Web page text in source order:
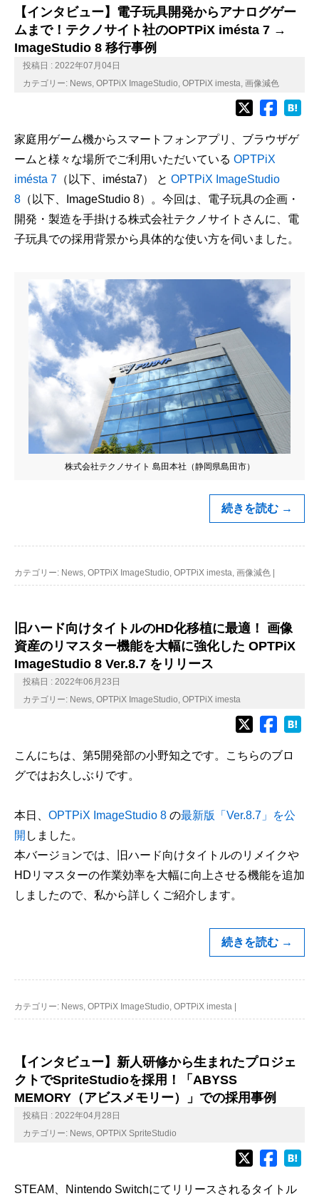
【インタビュー】電子玩具開発からアナログゲー
ムまで！テクノサイト社のOPTPiX imésta 7 →
ImageStudio 8 移行事例
投稿日 : 2022年07月04日
カテゴリー: News OPTPiX ImageStudio OPTPiX imesta 画像減色
家庭用ゲーム機からスマートフォンアプリ、ブラウザゲ
ームと様々な場所でご利用いただいている OPTPiX
imésta 7 （以下、 imésta7） と OPTPiX ImageStudio
8 （以下、 ImageStudio 8）。今回は、電子玩具の企画・
開発・製造を手掛ける株式会社テクノサイトさんに、電
子玩具での採用背景から具体的な使い方を伺いました。
株式会社テクノサイト 島田本社（静岡県島田市）
続きを読む →
カテゴリー: News, OPTPiX ImageStudio, OPTPiX imesta, 画像減色
旧ハード向けタイトルのHD化移植に最適！ 画像
資産のリマスター機能を大幅に強化した OPTPiX
ImageStudio 8 Ver.8.7 をリリース
投稿日 : 2022年06月23日
カテゴリー: News, OPTPiX ImageStudio, OPTPiX imesta
こんにちは、第5開発部の小野知之です。こちらのブロ
グではお久しぶりです。
本日、 OPTPiX ImageStudio 8 の最新版「Ver.8.7」を公
開 しました。
本バージョンでは、旧ハード向けタイトルのリメイクや
HDリマスターの作業効率を大幅に向上させる機能を追加
しましたので、私から詳しくご紹介します。
続きを読む →
カテゴリー: News, OPTPiX ImageStudio, OPTPiX imesta
【インタビュー】新人研修から生まれたプロジェ
クトでSpriteStudioを採用！「ABYSS
MEMORY（アビスメモリー）」での採用事例
投稿日 : 2022年04月28日
カテゴリー: News, OPTPiX SpriteStudio
STEAM Nintendo Switchにてリリースされるタイトル